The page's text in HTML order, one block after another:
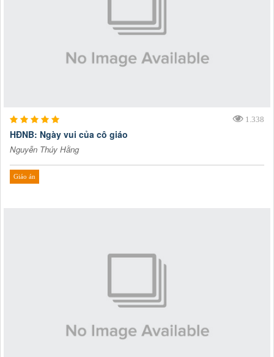
1.338
HĐNB: Ngày vui của cô giáo
Nguyễn Thúy Hằng
Giáo án